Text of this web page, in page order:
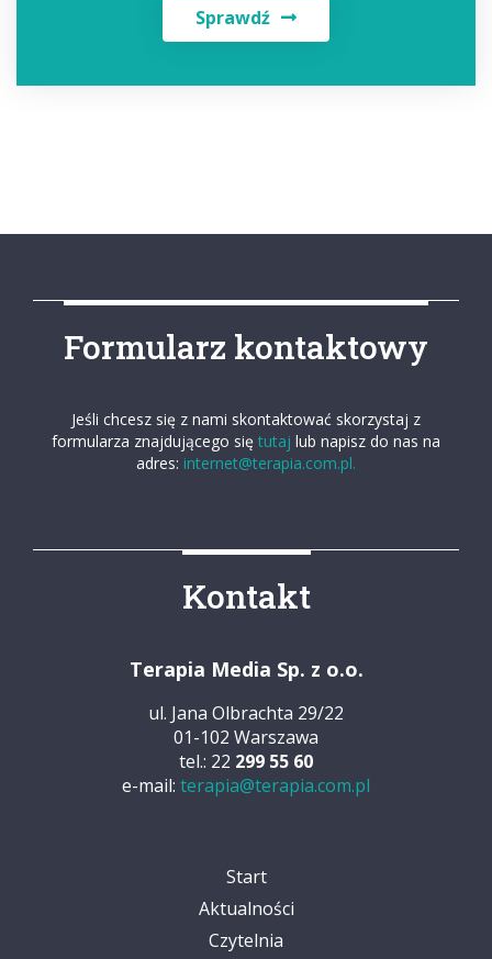
Sprawdź
Formularz kontaktowy
Jeśli chcesz się z nami skontaktować skorzystaj z
formularza znajdującego się tutaj lub napisz do nas na
adres: internet@terapia.com.pl.
Kontakt
Terapia Media Sp. z o.o.
ul. Jana Olbrachta 29/22
01-102 Warszawa
tel.: 22 299 55 60
e-mail: terapia@terapia.com.pl
Start
Aktualności
Czytelnia